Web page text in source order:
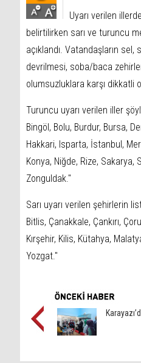
Uyarı verilen
belirtilirken sarı ve turuncu
açıklandı. Vatandaşların sel,
devrilmesi, soba/baca
olumsuzluklara karşı dikkatli
Turuncu uyarı verilen iller
Bingöl, Bolu, Burdur, Bursa,
Hakkari, Isparta, İstanbul,
Konya, Niğde, Rize, Sakarya,
Zonguldak."
Sarı uyarı verilen şehirlerin
Bitlis, Çanakkale, Çankırı,
Kırşehir, Kilis, Kütahya,
Yozgat."